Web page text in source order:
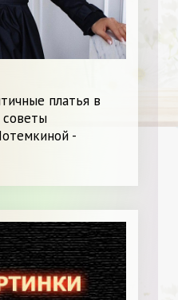
платья в
-